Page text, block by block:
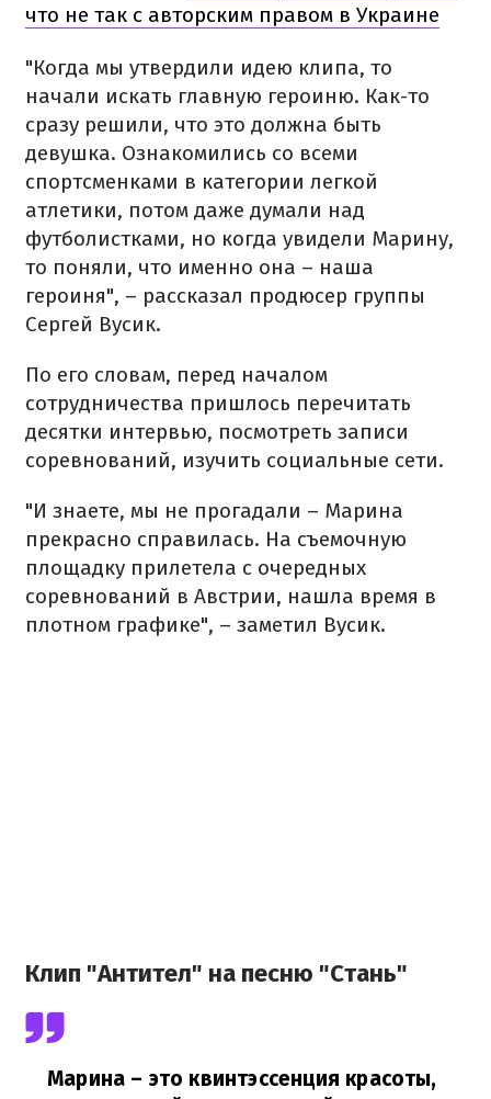
что не так с авторским правом в Украине
"Когда мы утвердили идею клипа, то
начали искать главную героиню. Как-то
сразу решили, что это должна быть
девушка. Ознакомились со всеми
спортсменками в категории легкой
атлетики, потом даже думали над
футболистками, но когда увидели Марину,
то поняли, что именно она – наша
героиня", – рассказал продюсер группы
Сергей Вусик.
По его словам, перед началом
сотрудничества пришлось перечитать
десятки интервью, посмотреть записи
соревнований, изучить социальные сети.
"И знаете, мы не прогадали – Марина
прекрасно справилась. На съемочную
площадку прилетела с очередных
соревнований в Австрии, нашла время в
плотном графике", – заметил Вусик.
Клип "Антител" на песню "Стань"
Марина – это квинтэссенция красоты,